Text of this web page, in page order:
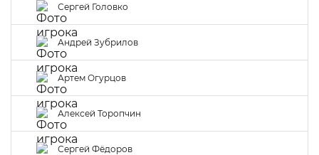
Сергей Головко
Андрей Зубрилов
Артем Огурцов
Алексей Торопчин
Сергей Фёдоров